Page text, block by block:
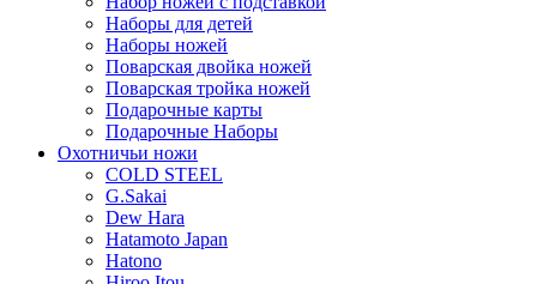
Наборы для детей
Наборы ножей
Поварская двойка ножей
Поварская тройка ножей
Подарочные карты
Подарочные Наборы
Охотничьи ножи
COLD STEEL
G.Sakai
Dew Hara
Hatamoto Japan
Hatono